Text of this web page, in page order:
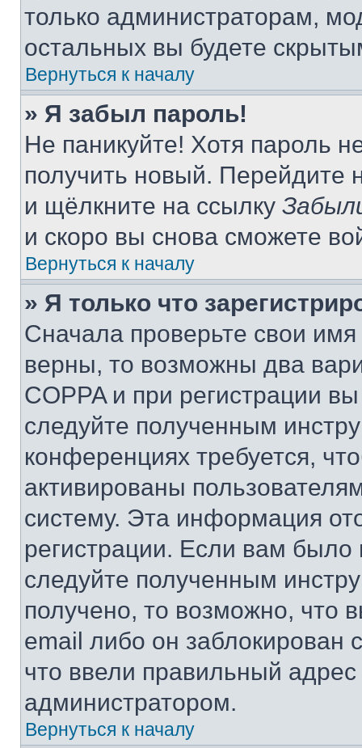
только администраторам,
остальных вы будете
Вернуться к началу
» Я забыл пароль!
Не паникуйте! Хотя пароль
получить новый. Перейдите
и щёлкните на ссылку
и скоро вы снова сможете
Вернуться к началу
» Я только что
Сначала проверьте свои
верны, то возможны два
COPPA и при регистрации
следуйте полученным
конференциях требуется,
активированы
систему. Эта информация
регистрации. Если вам
следуйте полученным
получено, то возможно, что
email либо он
что ввели правильный адрес
администратором.
Вернуться к началу